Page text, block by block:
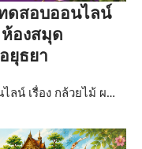
ดสอบออนไลน์
ห้องสมุด
ยุธยา
ลน์ เรื่อง กล้วยไม้ ผ…